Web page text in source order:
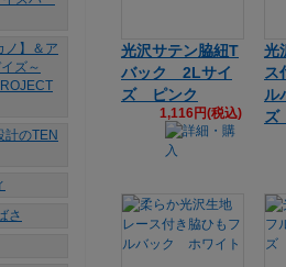
光沢サテン脇紐T
バック 2Lサイ
ズ ピンク
1,116円(税込)
光
ス
ル